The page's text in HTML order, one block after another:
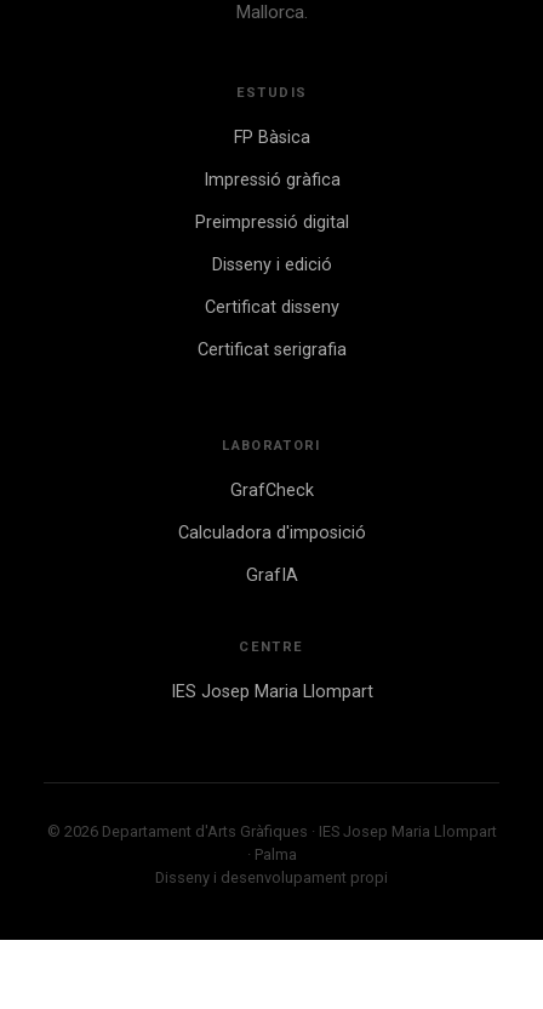
Mallorca.
ESTUDIS
FP Bàsica
Impressió gràfica
Preimpressió digital
Disseny i edició
Certificat disseny
Certificat serigrafia
LABORATORI
GrafCheck
Calculadora d'imposició
GrafIA
CENTRE
IES Josep Maria Llompart
© 2026 Departament d'Arts Gràfiques · IES Josep Maria Llompart
· Palma
Disseny i desenvolupament propi